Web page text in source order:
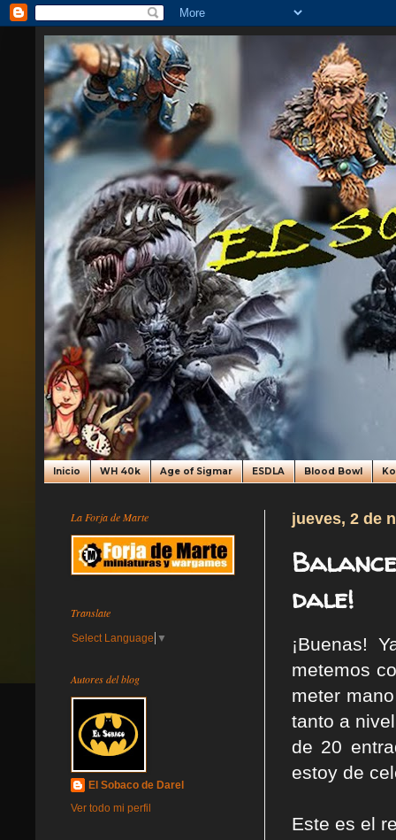
Inicio WH 40k Age of Sigmar ESDLA Blood Bowl
jueves, 2 de
dale!
¡Buenas!
metemos
meter
tanto a
de 20
estoy de
Este es el
La Forja de Marte
Translate
Select Language ▼
Autores del blog
El Sobaco de Darel
Ver todo mi perfil